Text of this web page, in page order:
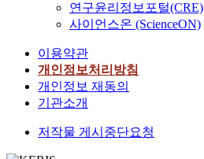
연구윤리정보포털(CRE)
사이언스온 (ScienceON)
이용약관
개인정보처리방침
개인정보 재동의
기관소개
저작물 게시중단요청